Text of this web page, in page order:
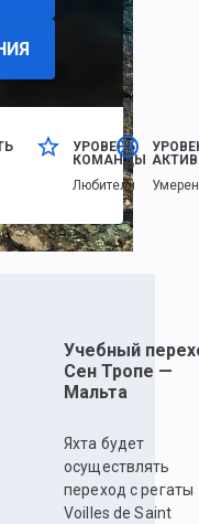
УРОВЕНЬ
КОМАНДЫ
Любители
Учебный
Сен Тропе —
Мальта
Яхта будет
осуществлять
переход с регаты
Voilles de Saint